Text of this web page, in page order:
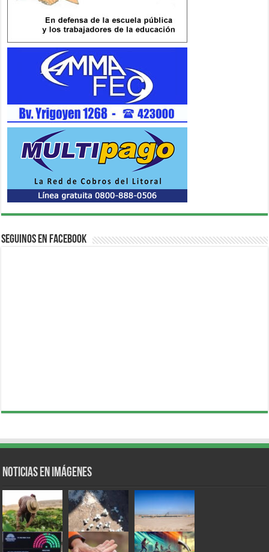
Seguinos en Facebook
Noticias en Imágenes